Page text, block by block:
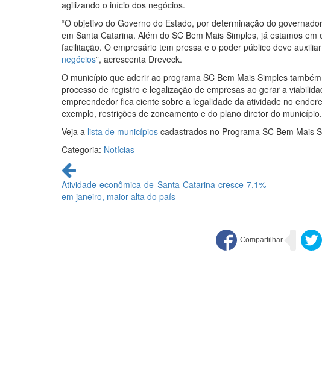
agilizando o início dos negócios.
“O objetivo do Governo do Estado, por determinação do
em Santa Catarina. Além do SC Bem Mais Simples, já estamos
facilitação. O empresário tem pressa e o poder público deve
negócios”, acrescenta Dreveck.
O município que aderir ao programa SC Bem Mais Simples
processo de registro e legalização de empresas ao gerar a
empreendedor fica ciente sobre a legalidade da atividade no
exemplo, restrições de zoneamento e do plano diretor do município.
Veja a lista de municípios cadastrados no Programa SC Bem Mais
Categoria: Notícias
Continue
lendo
Atividade econômica de Santa Catarina cresce 7,1%
em janeiro, maior alta do país